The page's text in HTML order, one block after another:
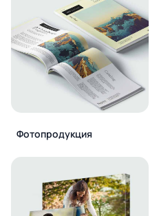
Фотопродукция